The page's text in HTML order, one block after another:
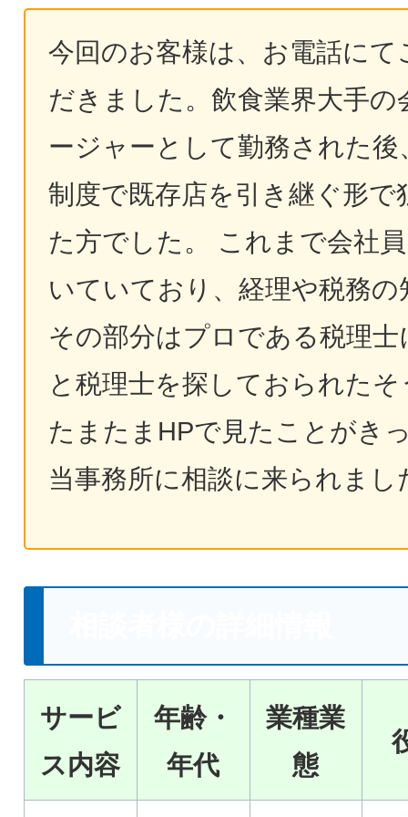
今回のお客様は、お電話にて
だきました。飲食業界大手の
ージャーとして勤務された後
制度で既存店を引き継ぐ形で
た方でした。 これまで会社
いていており、経理や税務の
その部分はプロである税理士
と税理士を探しておられた
たまたまHPで見たことがき
当事務所に相談に来られまし
サービ
ス内容
年齢・
年代
業種業
態